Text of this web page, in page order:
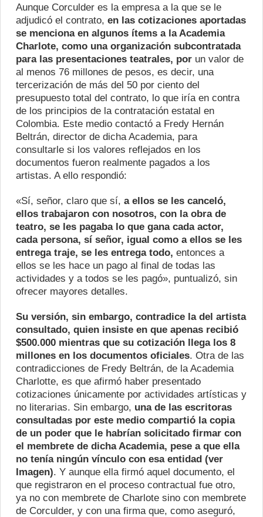
Aunque Corculder es la empresa a la que se le
adjudicó el contrato, en las cotizaciones aportadas
se menciona en algunos ítems a la Academia
Charlote, como una organización subcontratada
para las presentaciones teatrales, por un valor de
al menos 76 millones de pesos, es decir, una
tercerización de más del 50 por ciento del
presupuesto total del contrato, lo que iría en contra
de los principios de la contratación estatal en
Colombia. Este medio contactó a Fredy Hernán
Beltrán, director de dicha Academia, para
consultarle si los valores reflejados en los
documentos fueron realmente pagados a los
artistas. A ello respondió:
«Sí, señor, claro que sí, a ellos se les canceló,
ellos trabajaron con nosotros, con la obra de
teatro, se les pagaba lo que gana cada actor,
cada persona, sí señor, igual como a ellos se les
entrega traje, se les entrega todo, entonces a
ellos se les hace un pago al final de todas las
actividades y a todos se les pagó», puntualizó, sin
ofrecer mayores detalles.
Su versión, sin embargo, contradice la del artista
consultado, quien insiste en que apenas recibió
$500.000 mientras que su cotización llega los 8
millones en los documentos oficiales. Otra de las
contradicciones de Fredy Beltrán, de la Academia
Charlotte, es que afirmó haber presentado
cotizaciones únicamente por actividades artísticas y
no literarias. Sin embargo, una de las escritoras
consultadas por este medio compartió la copia
de un poder que le habrían solicitado firmar con
el membrete de dicha Academia, pese a que ella
no tenía ningún vínculo con esa entidad (ver
Imagen). Y aunque ella firmó aquel documento, el
que registraron en el proceso contractual fue otro,
ya no con membrete de Charlote sino con membrete
de Corculder, y con una firma que, como aseguró,